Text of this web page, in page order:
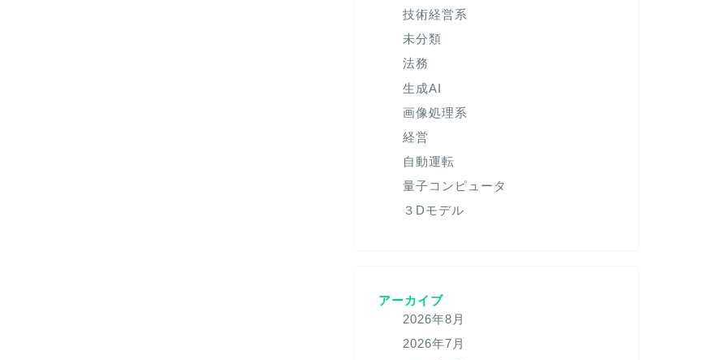
技術経営系
未分類
法務
生成AI
画像処理系
経営
自動運転
量子コンピュータ
３Dモデル
アーカイブ
2026年8月
2026年7月